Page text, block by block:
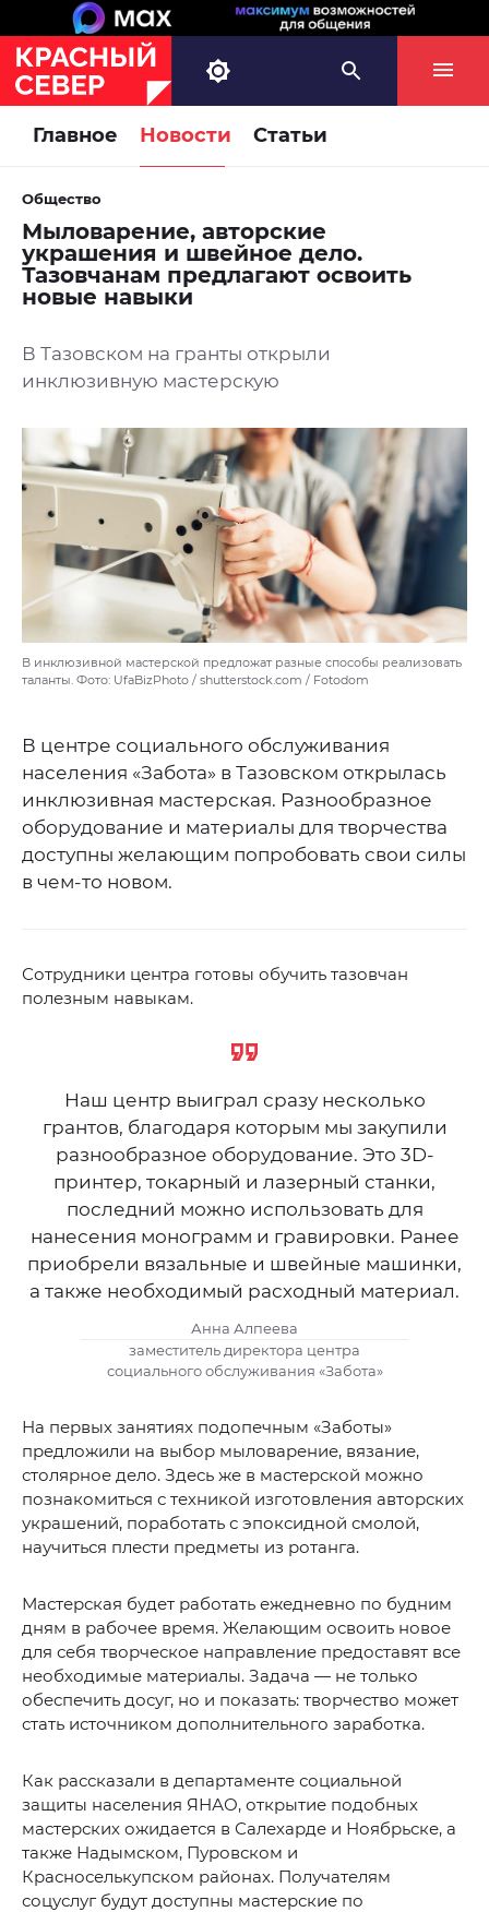
Главное Новости Статьи
Общество
Мыловарение, авторские
украшения и швейное дело.
Тазовчанам предлагают освоить
новые навыки
В Тазовском на гранты открыли
инклюзивную мастерскую
В инклюзивной мастерской предложат разные способы реализовать
таланты. Фото: UfaBizPhoto / shutterstock.com / Fotodom
В центре социального обслуживания
населения «Забота» в Тазовском открылась
инклюзивная мастерская. Разнообразное
оборудование и материалы для творчества
доступны желающим попробовать свои силы
в чем-то новом.
Сотрудники центра готовы обучить тазовчан
полезным навыкам.
Наш центр выиграл сразу несколько
грантов, благодаря которым мы закупили
разнообразное оборудование. Это 3D-
принтер, токарный и лазерный станки,
последний можно использовать для
нанесения монограмм и гравировки. Ранее
приобрели вязальные и швейные машинки,
а также необходимый расходный материал.
Анна Алпеева
заместитель директора центра
социального обслуживания «Забота»
На первых занятиях подопечным «Заботы»
предложили на выбор мыловарение, вязание,
столярное дело. Здесь же в мастерской можно
познакомиться с техникой изготовления авторских
украшений, поработать с эпоксидной смолой,
научиться плести предметы из ротанга.
Мастерская будет работать ежедневно по будним
дням в рабочее время. Желающим освоить новое
для себя творческое направление предоставят все
необходимые материалы. Задача — не только
обеспечить досуг, но и показать: творчество может
стать источником дополнительного заработка.
Как рассказали в департаменте социальной
защиты населения ЯНАО, открытие подобных
мастерских ожидается в Салехарде и Ноябрьске, а
также Надымском, Пуровском и
Красноселькупском районах. Получателям
соцуслуг будут доступны мастерские по